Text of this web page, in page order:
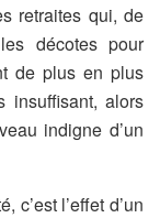
retraites qui, de
décotes pour
de plus en plus
insuffisant, alors
indigne d’un
c’est l’effet d’un